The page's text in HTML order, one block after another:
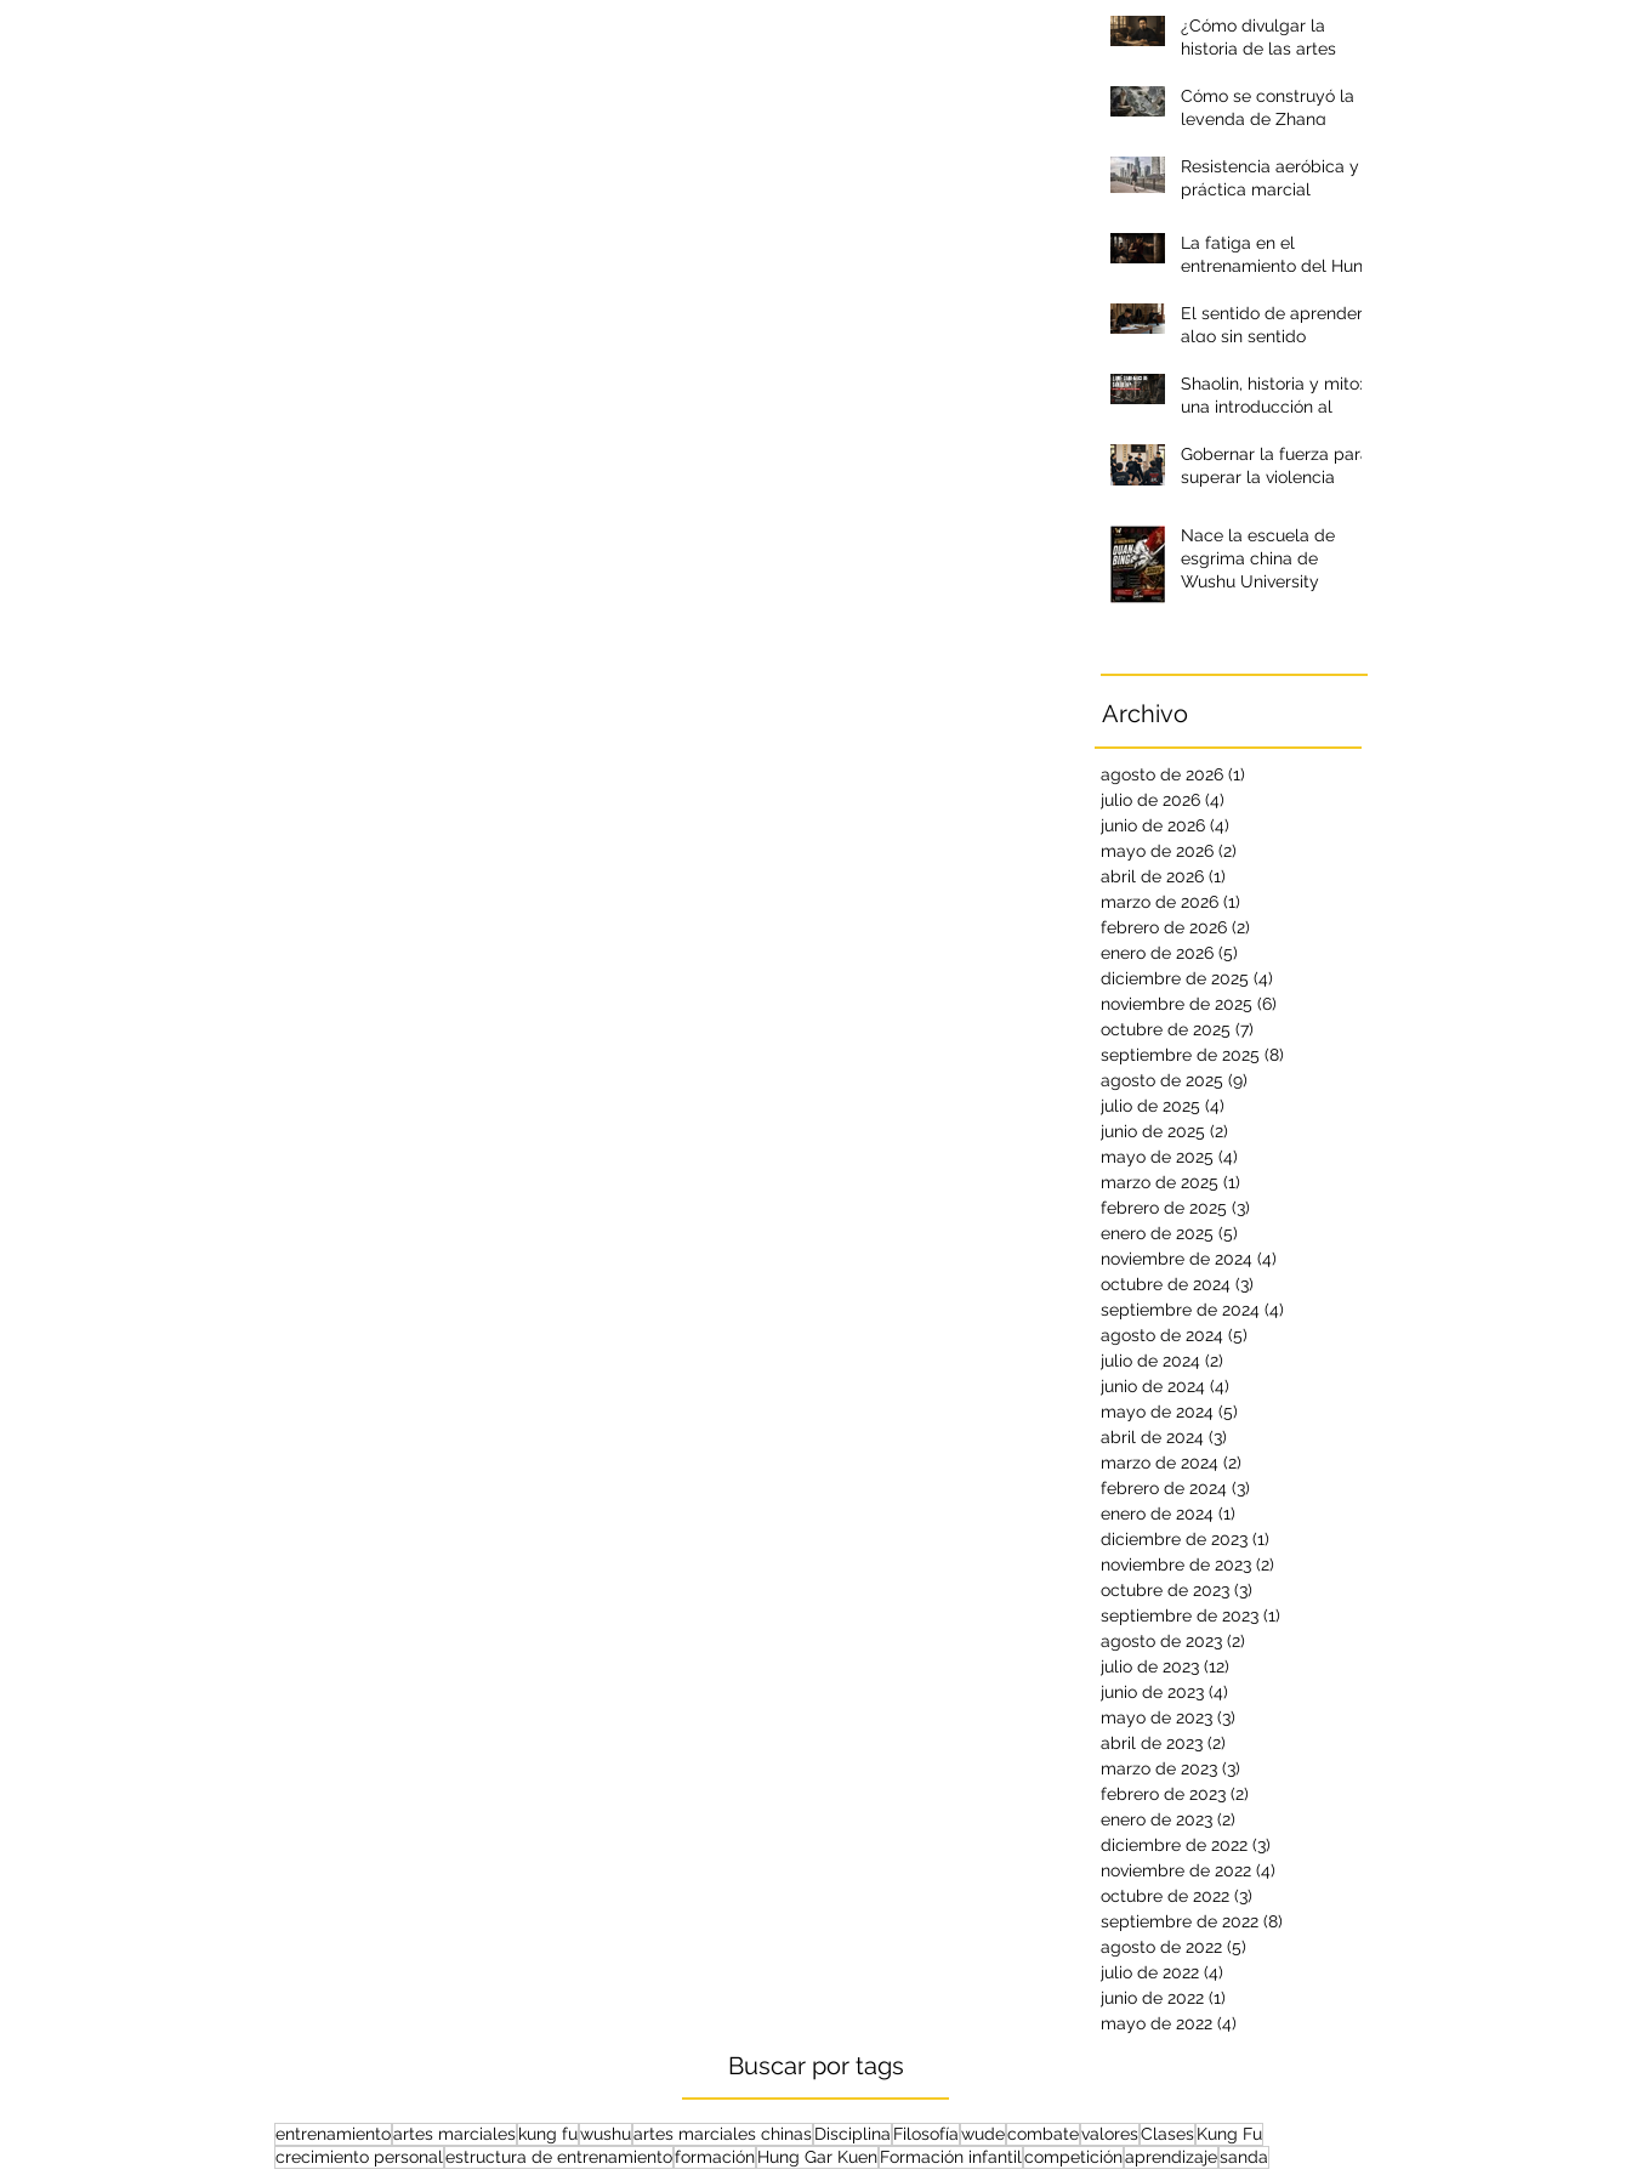
Buscar por tags
¿Cómo divulgar la
historia de las artes
Cómo se construyó la
leyenda de Zhang
Resistencia aeróbica y
práctica marcial
La fatiga en el
entrenamiento del Hung
El sentido de aprender
algo sin sentido
Shaolin, historia y mito:
una introducción al
Gobernar la fuerza para
superar la violencia
Nace la escuela de
esgrima china de
Wushu University
Archivo
agosto de 2026 (1)
julio de 2026 (4)
junio de 2026 (4)
mayo de 2026 (2)
abril de 2026 (1)
marzo de 2026 (1)
febrero de 2026 (2)
enero de 2026 (5)
diciembre de 2025 (4)
noviembre de 2025 (6)
octubre de 2025 (7)
septiembre de 2025 (8)
agosto de 2025 (9)
julio de 2025 (4)
junio de 2025 (2)
mayo de 2025 (4)
marzo de 2025 (1)
febrero de 2025 (3)
enero de 2025 (5)
noviembre de 2024 (4)
octubre de 2024 (3)
septiembre de 2024 (4)
agosto de 2024 (5)
julio de 2024 (2)
junio de 2024 (4)
mayo de 2024 (5)
abril de 2024 (3)
marzo de 2024 (2)
febrero de 2024 (3)
enero de 2024 (1)
diciembre de 2023 (1)
noviembre de 2023 (2)
octubre de 2023 (3)
septiembre de 2023 (1)
agosto de 2023 (2)
julio de 2023 (12)
junio de 2023 (4)
mayo de 2023 (3)
abril de 2023 (2)
marzo de 2023 (3)
febrero de 2023 (2)
enero de 2023 (2)
diciembre de 2022 (3)
noviembre de 2022 (4)
octubre de 2022 (3)
septiembre de 2022 (8)
agosto de 2022 (5)
julio de 2022 (4)
junio de 2022 (1)
mayo de 2022 (4)
entrenamientoartes marcialeskung fuwushuartes marciales chinasDisciplina FilosofíawudecombatevaloresClasesKung Fu
crecimiento personal estructura de entrenamientoformaciónHung Gar KuenFormación infantil competiciónaprendizajesanda